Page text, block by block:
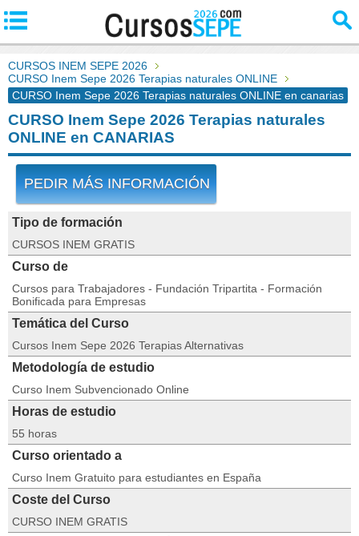
CURSOS INEM SEPE 2026
CURSO Inem Sepe 2026 Terapias naturales ONLINE
CURSO Inem Sepe 2026 Terapias naturales ONLINE en canarias
CURSO Inem Sepe 2026 Terapias naturales
ONLINE en CANARIAS
PEDIR MÁS INFORMACIÓN
Tipo de formación
CURSOS INEM GRATIS
Curso de
Cursos para Trabajadores - Fundación Tripartita - Formación
Bonificada para Empresas
Temática del Curso
Cursos Inem Sepe 2026 Terapias Alternativas
Metodología de estudio
Curso Inem Subvencionado Online
Horas de estudio
55 horas
Curso orientado a
Curso Inem Gratuito para estudiantes en España
Coste del Curso
CURSO INEM GRATIS